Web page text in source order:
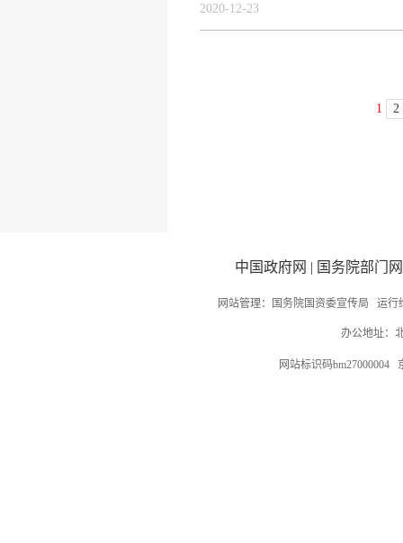
2020-12-23
1 2
中国政府网 | 国务院部门
网站管理：国务院国资委宣传局 运
办公地址：
网站标识码bm27000004